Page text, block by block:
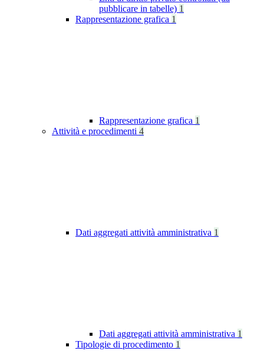
pubblicare in tabelle) 1
Rappresentazione grafica 1
Rappresentazione grafica 1
Attività e procedimenti 4
Dati aggregati attività amministrativa 1
Dati aggregati attività amministrativa 1
Tipologie di procedimento 1